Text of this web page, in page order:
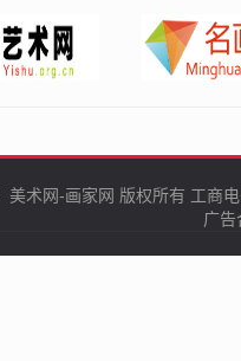
美术网-画家网 版权所有 工商
广